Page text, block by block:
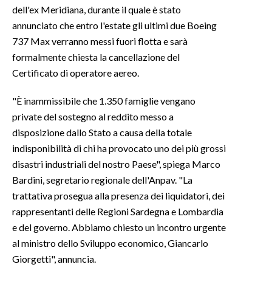
EVENTI
#CARAUNIONE
3 MINUTI CON
INSULARITÀ
INFO AZIENDE
ABBONATI
ANNUNCI
NECROLOGI
PUBBLICITÀ
SPIAGGE
STORE
dell'ex Meridiana, durante il quale è stato
annunciato che entro l'estate gli ultimi due Boeing
737 Max verranno messi fuori flotta e sarà
formalmente chiesta la cancellazione del
Certificato di operatore aereo.
"È inammissibile che 1.350 famiglie vengano
private del sostegno al reddito messo a
disposizione dallo Stato a causa della totale
indisponibilità di chi ha provocato uno dei più grossi
disastri industriali del nostro Paese", spiega Marco
Bardini, segretario regionale dell'Anpav. "La
trattativa prosegua alla presenza dei liquidatori, dei
rappresentanti delle Regioni Sardegna e Lombardia
e del governo. Abbiamo chiesto un incontro urgente
al ministro dello Sviluppo economico, Giancarlo
Giorgetti", annuncia.